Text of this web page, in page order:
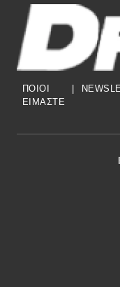
ΠΟΙΟΙ
ΕΙΜΑΣΤΕ